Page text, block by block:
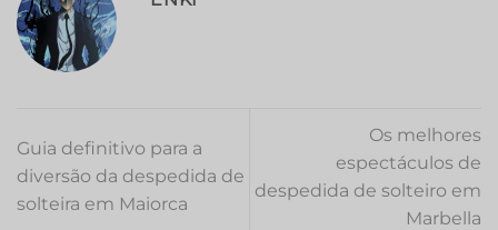
Guia definitivo para a
diversão da despedida de
solteira em Maiorca
Os melhores
espectáculos de
despedida de solteiro em
Marbella